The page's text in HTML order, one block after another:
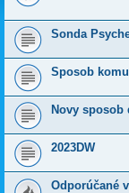
Sonda
Sposob
Novy sposob
2023DW
Odporúčané